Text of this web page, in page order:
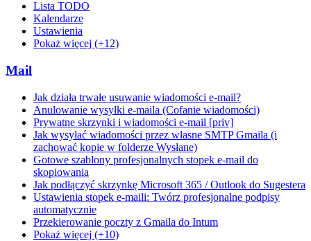
Lista TODO
Kalendarze
Ustawienia
Pokaż więcej (+12)
Mail
Jak działa trwałe usuwanie wiadomości e-mail?
Anulowanie wysyłki e-maila (Cofanie wiadomości)
Prywatne skrzynki i wiadomości e-mail [priv]
Jak wysyłać wiadomości przez własne SMTP Gmaila (i
zachować kopie w folderze Wysłane)
Gotowe szablony profesjonalnych stopek e-mail do
skopiowania
Jak podłączyć skrzynkę Microsoft 365 / Outlook do Sugestera
Ustawienia stopek e-maili: Twórz profesjonalne podpisy
automatycznie
Przekierowanie poczty z Gmaila do Intum
Pokaż więcej (+10)